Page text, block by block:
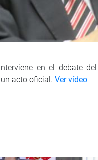
en el debate
acto oficial. Ver vídeo